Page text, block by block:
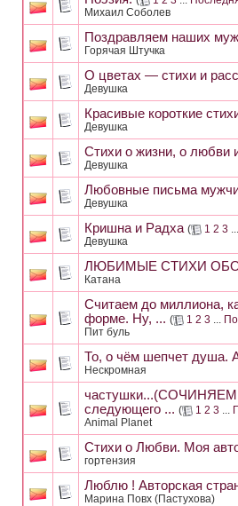
Михаил Соболев
Поздравляем наших
Горячая Штучка
О цветах — стихи и
Девушка
Красивые короткие
Девушка
Стихи о жизни, о любви
Девушка
Любовные письма
Девушка
Кришна и Радха ( 1 2 3 ...
Девушка
ЛЮБИМЫЕ СТИХИ
Катана
Считаем до миллиона,
форме. Ну, ... ( 1 2 3 ...
Пит буль
То, о чём шепчет душа.
Нескромная
частушки...(СОЧИНЯЕМ
следующего ... ( 1 2 3 ...
Animal Planet
Стихи о Любви. Моя
гортензия
Люблю ! Авторская
Марина Повх (Пастухова)